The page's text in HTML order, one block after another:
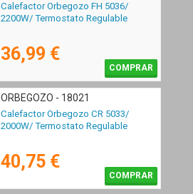
Calefactor Orbegozo FH 5036/
2200W/ Termostato Regulable
36,99 €
COMPRAR
ORBEGOZO - 18021
Calefactor Orbegozo CR 5033/
2000W/ Termostato Regulable
40,75 €
COMPRAR